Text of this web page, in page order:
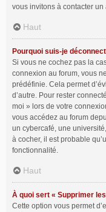
vous invitons à contacter
Haut
Pourquoi suis-je
Si vous ne cochez pas la
connexion au forum, vous
prédéfinie. Cela permet
d’autre. Pour rester
moi » lors de votre
vous accédez au forum
un cybercafé, une
à cocher, il est probable
fonctionnalité.
Haut
À quoi sert « Supprimer
Cette option vous permet